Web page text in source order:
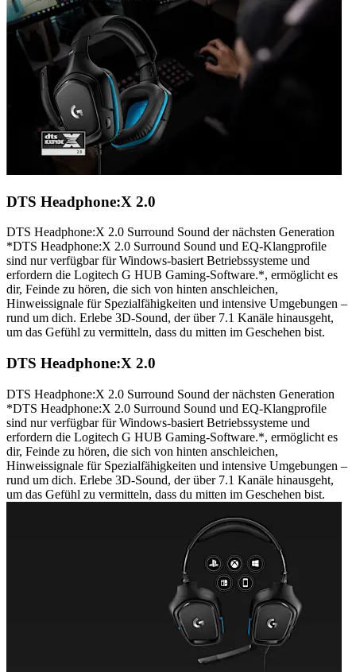
DTS Headphone:X 2.0
DTS Headphone:X 2.0 Surround Sound der nächsten Generation
*DTS Headphone:X 2.0 Surround Sound und EQ-Klangprofile
sind nur verfügbar für Windows-basiert Betriebssysteme und
erfordern die Logitech G HUB Gaming-Software.*, ermöglicht es
dir, Feinde zu hören, die sich von hinten anschleichen,
Hinweissignale für Spezialfähigkeiten und intensive Umgebungen –
rund um dich. Erlebe 3D-Sound, der über 7.1 Kanäle hinausgeht,
um das Gefühl zu vermitteln, dass du mitten im Geschehen bist.
DTS Headphone:X 2.0
DTS Headphone:X 2.0 Surround Sound der nächsten Generation
*DTS Headphone:X 2.0 Surround Sound und EQ-Klangprofile
sind nur verfügbar für Windows-basiert Betriebssysteme und
erfordern die Logitech G HUB Gaming-Software.*, ermöglicht es
dir, Feinde zu hören, die sich von hinten anschleichen,
Hinweissignale für Spezialfähigkeiten und intensive Umgebungen –
rund um dich. Erlebe 3D-Sound, der über 7.1 Kanäle hinausgeht,
um das Gefühl zu vermitteln, dass du mitten im Geschehen bist.